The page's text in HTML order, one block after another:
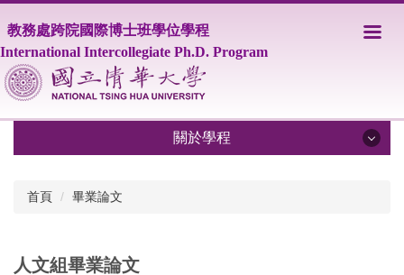
到
主
要
內
教務處跨院國際博士班學位學程
International Intercollegiate Ph.D. Program
關於學程
學程師資
首頁 畢業論文
人文組畢業論文